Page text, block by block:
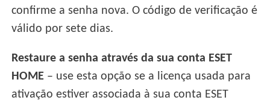
confirme a senha nova. O código de verificação é
válido por sete dias.
Restaure a senha através da sua conta ESET
HOME – use esta opção se a licença usada para
ativação estiver associada à sua conta ESET